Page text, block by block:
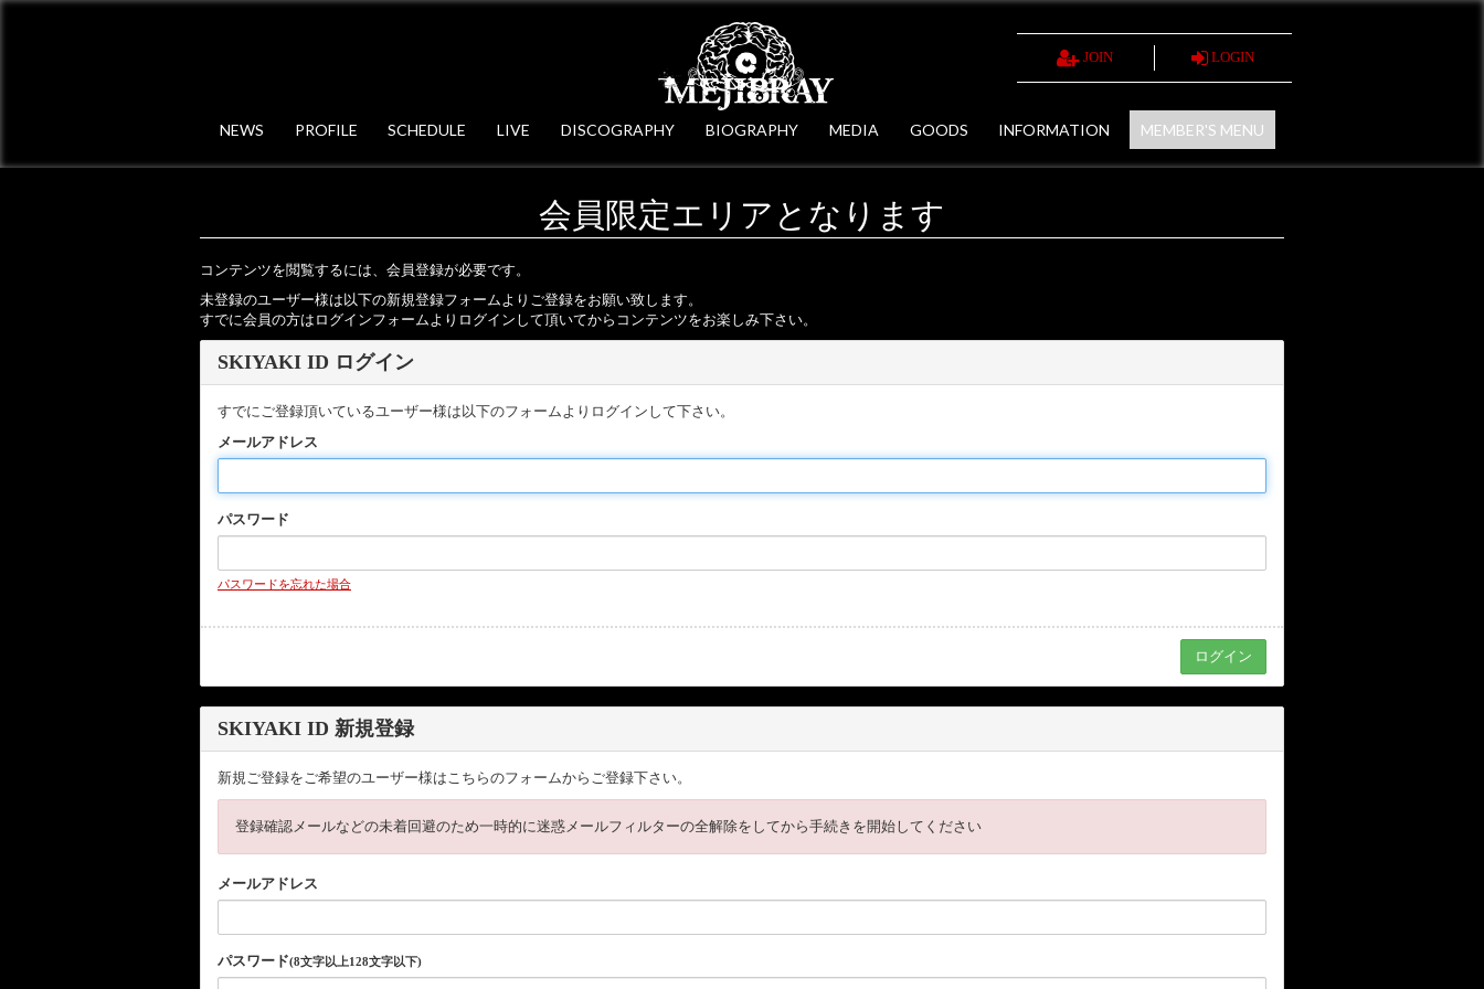
JOIN LOGIN
NEWS PROFILE SCHEDULE LIVE DISCOGRAPHY BIOGRAPHY MEDIA GOODS INFORMATION MEMBER'S MENU
会員限定エリアとなります
コンテンツを閲覧するには、会員登録が必要です。
未登録のユーザー様は以下の新規登録フォームよりご登録をお願い致します。
すでに会員の方はログインフォームよりログインして頂いてからコンテンツをお楽しみ下さい。
SKIYAKI ID ログイン
すでにご登録頂いているユーザー様は以下のフォームよりログインして下さい。
メールアドレス
パスワード
パスワードを忘れた場合
SKIYAKI ID 新規登録
新規ご登録をご希望のユーザー様はこちらのフォームからご登録下さい。
登録確認メールなどの未着回避のため一時的に迷惑メールフィルターの全解除をしてから手続きを開始してください
メールアドレス
パスワード(8文字以上128文字以下)